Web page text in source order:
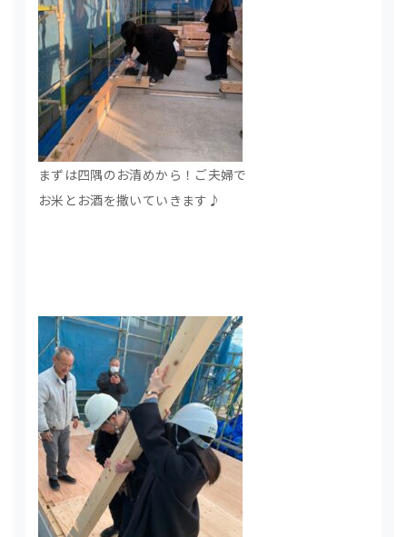
まずは四隅のお清めから！ご夫婦で
お米とお酒を撒いていきます♪